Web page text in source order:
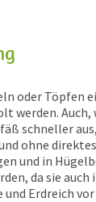
oder
werden.
schneller
ohne
und in
da sie
Erdreich